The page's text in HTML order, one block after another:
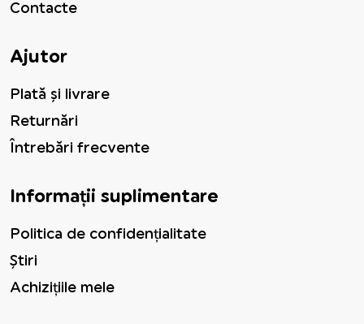
Contacte
Ajutor
Plată și livrare
Returnări
Întrebări frecvente
Informații suplimentare
Politica de confidențialitate
Știri
Achizițiile mele